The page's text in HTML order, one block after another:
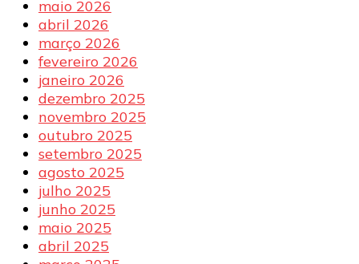
maio 2026
abril 2026
março 2026
fevereiro 2026
janeiro 2026
dezembro 2025
novembro 2025
outubro 2025
setembro 2025
agosto 2025
julho 2025
junho 2025
maio 2025
abril 2025